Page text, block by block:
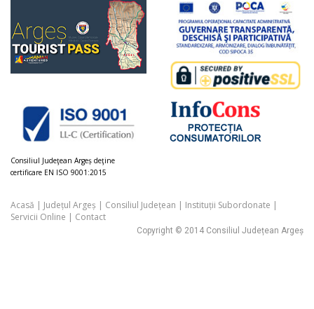
Consiliul Judeţean Argeș deţine
certificare EN ISO 9001:2015
Acasă | Județul Argeș | Consiliul Județean | Instituții Subordonate |
Servicii Online | Contact
Copyright © 2014 Consiliul Județean Argeș